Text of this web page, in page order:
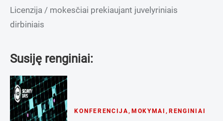
Licenzija / mokesčiai prekiaujant juvelyriniais
dirbiniais
Susiję renginiai:
KONFERENCIJA, MOKYMAI , RENGINIAI